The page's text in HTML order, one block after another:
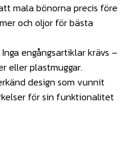
mala bönorna precis före
och oljor för bästa
engångsartiklar krävs –
eller plastmuggar.
design som vunnit
för sin funktionalitet